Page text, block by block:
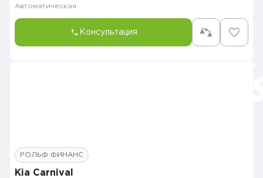
Автоматическая
Консультация
РОЛЬФ ФИНАНС
Kia Carnival